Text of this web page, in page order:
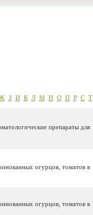
З И К Л М Н О П Р С Т
препараты для
огурцов, томатов в
огурцов, томатов в